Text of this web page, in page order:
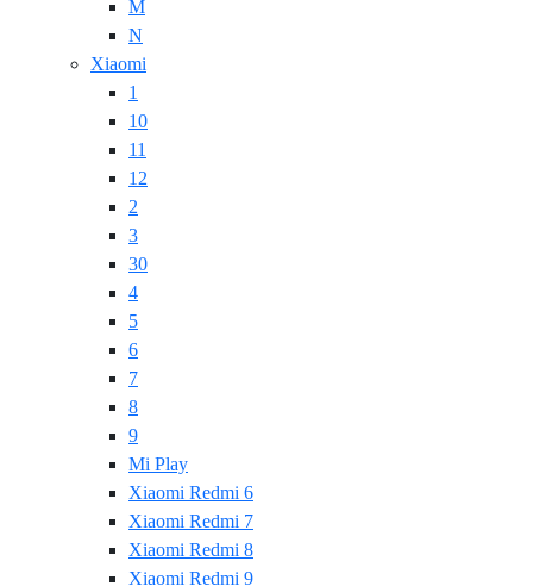
M
N
Xiaomi
1
10
11
12
2
3
30
4
5
6
7
8
9
Mi Play
Xiaomi Redmi 6
Xiaomi Redmi 7
Xiaomi Redmi 8
Xiaomi Redmi 9